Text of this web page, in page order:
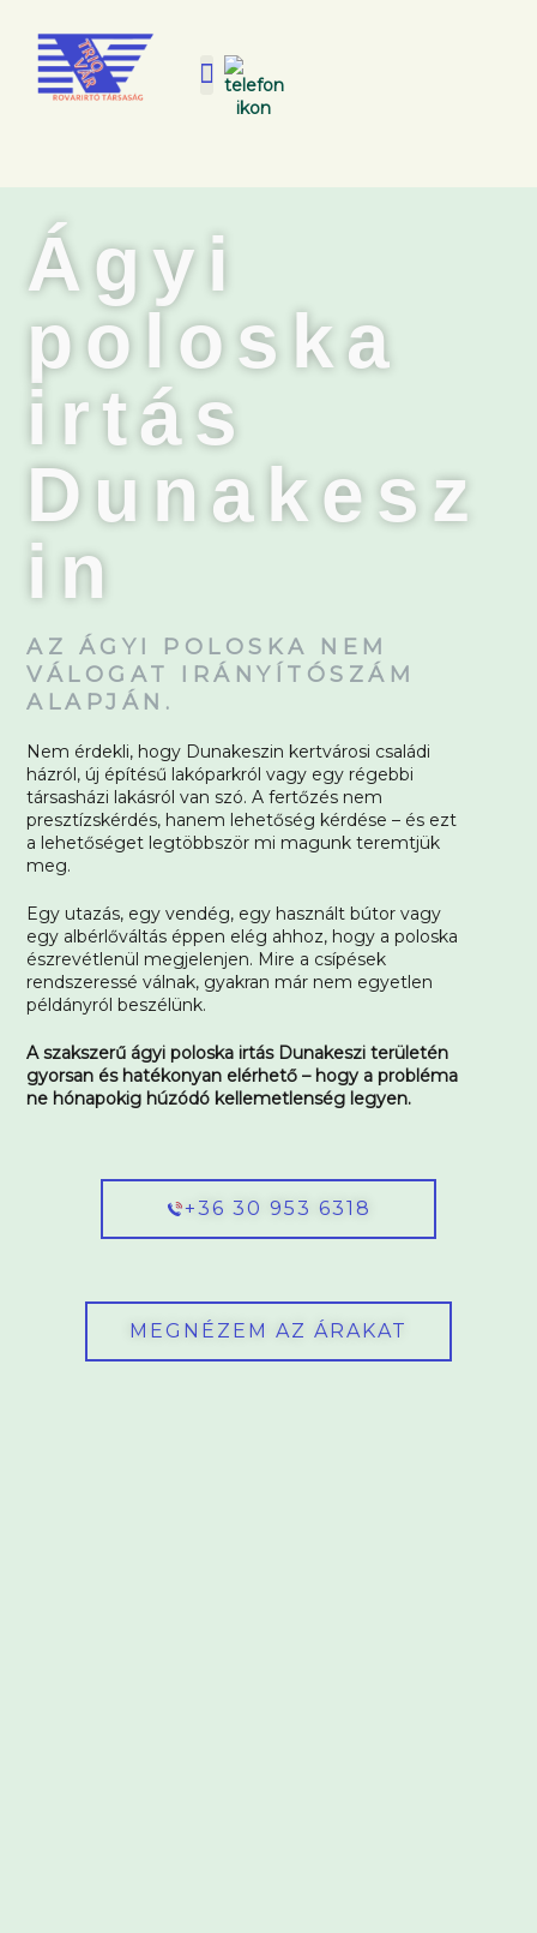
Ágyi
poloska
irtás
Dunakesz
in
AZ ÁGYI POLOSKA NEM
VÁLOGAT IRÁNYÍTÓSZÁM
ALAPJÁN.
Nem érdekli, hogy Dunakeszin kertvárosi családi
házról, új építésű lakóparkról vagy egy régebbi
társasházi lakásról van szó. A fertőzés nem
presztízskérdés, hanem lehetőség kérdése – és ezt
a lehetőséget legtöbbször mi magunk teremtjük
meg.
Egy utazás, egy vendég, egy használt bútor vagy
egy albérlőváltás éppen elég ahhoz, hogy a poloska
észrevétlenül megjelenjen. Mire a csípések
rendszeressé válnak, gyakran már nem egyetlen
példányról beszélünk.
A szakszerű ágyi poloska irtás Dunakeszi területén
gyorsan és hatékonyan elérhető – hogy a probléma
ne hónapokig húzódó kellemetlenség legyen.
+36 30 953 6318
MEGNÉZEM AZ ÁRAKAT